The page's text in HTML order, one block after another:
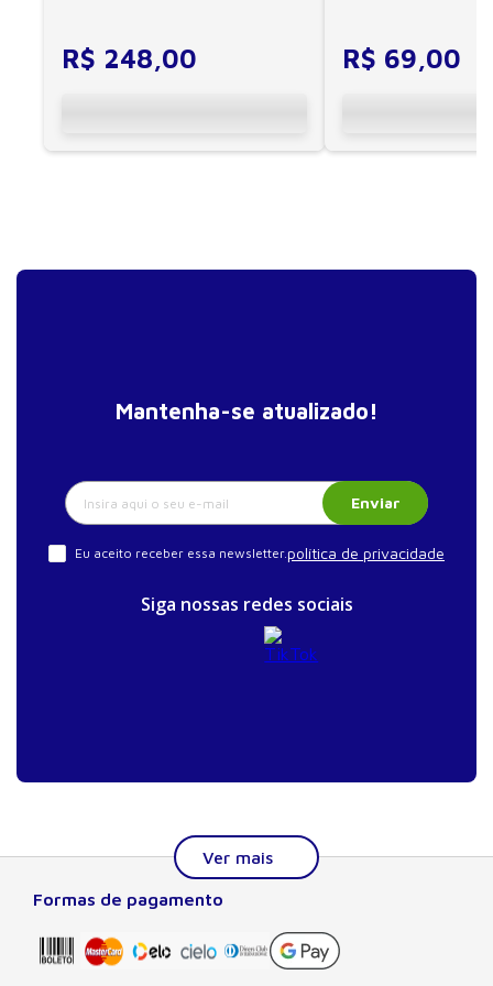
R$ 248,00 R$ 69,00
Mantenha-se atualizado!
Enviar
Eu aceito receber essa newsletter.política de privacidade
Siga nossas redes sociais
A Editora Manole é líder em prover conteúdo essencial à
Formas de pagamento